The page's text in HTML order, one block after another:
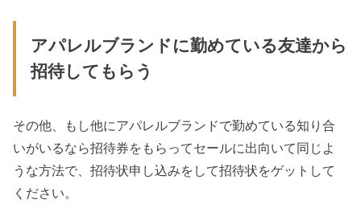
アパレルブランドに勤めている友達から
招待してもらう
その他、もし他にアパレルブランドで勤めている知り合
いがいるなら招待券をもらってセールに出向いて同じよ
うな方法で、招待状申し込みをして招待状をゲットして
ください。